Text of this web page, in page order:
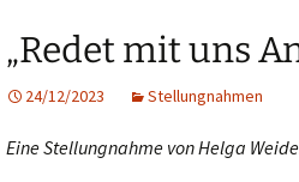
„Redet mit uns
24/12/2023 Stellungnahmen
Eine Stellungnahme von Helga